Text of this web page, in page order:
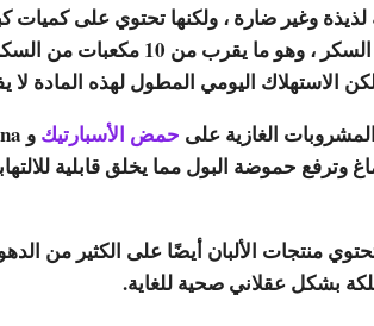
لذيذة وغير ضارة ، ولكنها تحتوي على
330 مل على 39 جرام من السكر ،
الاستهلاك اليومي المطول لهذه المادة لا
الغازية على حمض الأسبارتيك
وترفع حموضة البول مما يخلق قابلية
منتجات الألبان أيضًا على الكثير من
بشكل عقلاني صحية للغاية.